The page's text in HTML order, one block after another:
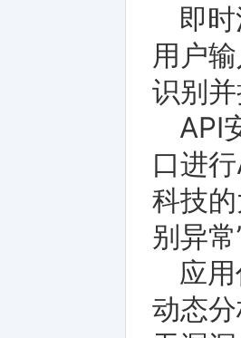
即
用户
识别
API
口进
科技
别异
应
动态